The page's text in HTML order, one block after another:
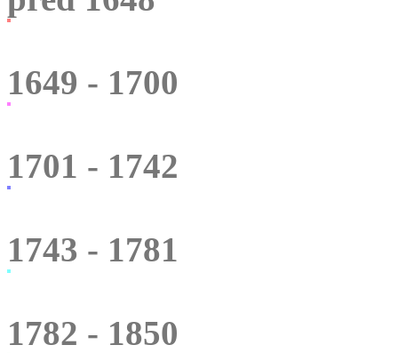
1649 - 1700
1701 - 1742
1743 - 1781
1782 - 1850